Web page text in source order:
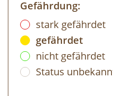
Gefährdung:
stark gefährdet
gefährdet
nicht gefährdet
Status